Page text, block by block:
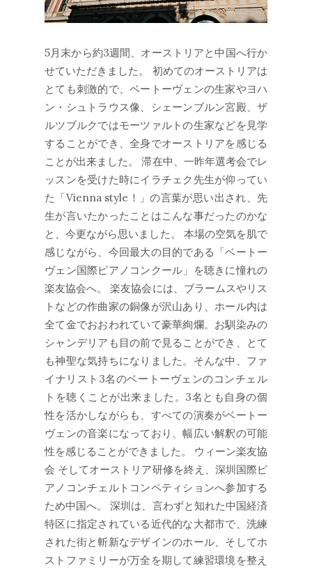
5月末から約3週間、オーストリアと中国へ行か
せていただきました。 初めてのオーストリアは
とても刺激的で、ベートーヴェンの生家やヨハ
ン・シュトラウス像、シェーンブルン宮殿、ザ
ルツブルクではモーツァルトの生家などを見学
することができ、全身でオーストリアを感じる
ことが出来ました。 滞在中、一昨年選考会でレ
ッスンを受けた時にイラチェク先生が仰ってい
た「Vienna style！」の言葉が思い出され、先
生が言いたかったことはこんな事だったのかな
と、今更ながら思いました。 本場の空気を肌で
感じながら、今回最大の目的である「ベートー
ヴェン国際ピアノコンクール」を聴きに憧れの
楽友協会へ。 楽友協会には、ブラームスやリス
トなどの作曲家の銅像が沢山あり、ホール内は
全て金でおおわれていて豪華絢爛。お馴染みの
シャンデリアも目の前で見ることができ、とて
も神聖な気持ちになりました。そんな中、ファ
イナリスト3名のベートーヴェンのコンチェル
トを聴くことが出来ました。3名とも自身の個
性を活かしながらも、すべての演奏がベートー
ヴェンの音楽になっており、幅広い解釈の可能
性を感じることができました。 ウィーン楽友協
会 そしてオーストリア研修を終え、深圳国際ピ
アノコンチェルトコンペティションへ参加する
ため中国へ。 深圳は、言わずと知れた中国経済
特区に指定されている近代的な大都市で、洗練
された街と斬新なデザインのホール、そしてホ
ストファミリーが万全を期して練習環境を整え